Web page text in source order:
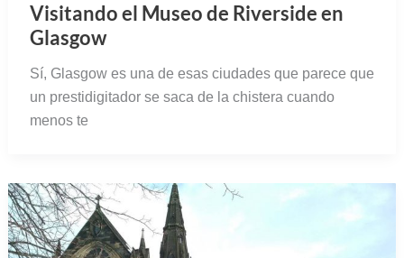
Visitando el Museo de Riverside en
Glasgow
Sí, Glasgow es una de esas ciudades que parece que
un prestidigitador se saca de la chistera cuando
menos te